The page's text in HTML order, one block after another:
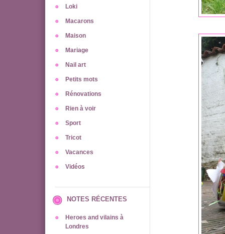
Loki
Macarons
Maison
Mariage
Nail art
Petits mots
Rénovations
Rien à voir
Sport
Tricot
Vacances
Vidéos
NOTES RÉCENTES
Heroes and vilains à
Londres